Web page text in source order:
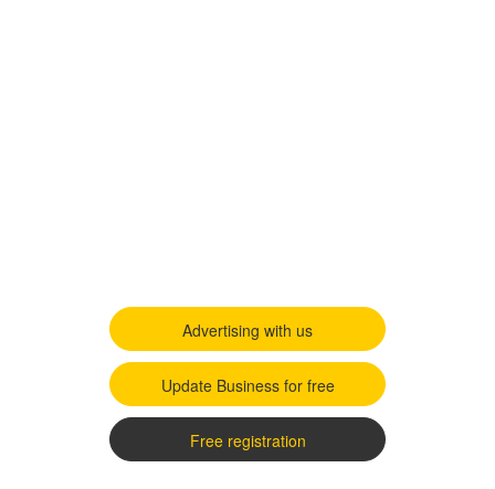
Advertising with us
Update Business for free
Free registration